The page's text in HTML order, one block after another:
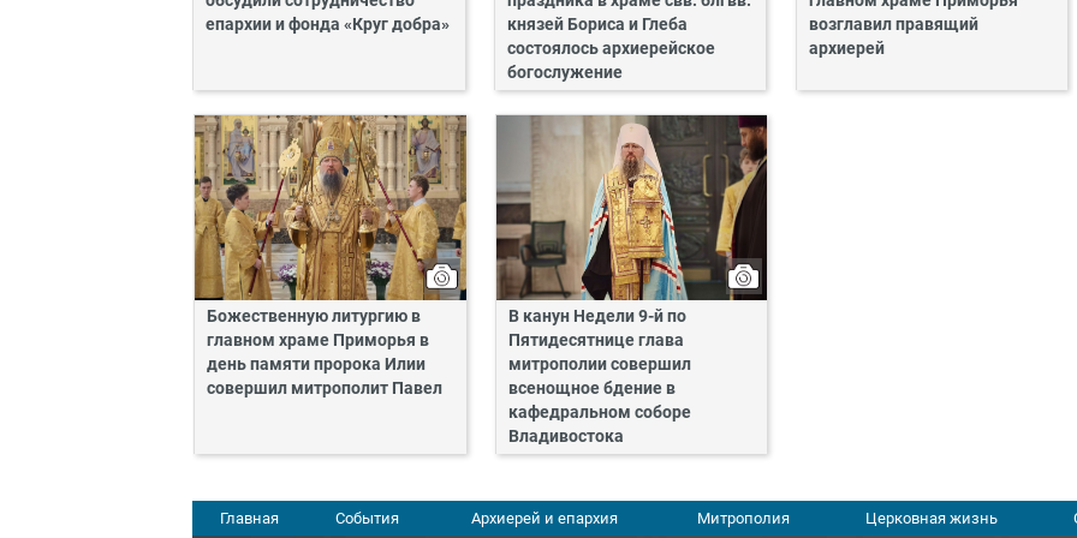
епархии и фонда «Круг добра»
князей Бориса и Глеба
состоялось архиерейское
богослужение
возглавил правящий
архиерей
Божественную литургию в
главном храме Приморья в
день памяти пророка Илии
совершил митрополит Павел
В канун Недели 9-й по
Пятидесятнице глава
митрополии совершил
всенощное бдение в
кафедральном соборе
Владивостока
Главная События Архиерей и епархия Митрополия Церковная жизнь